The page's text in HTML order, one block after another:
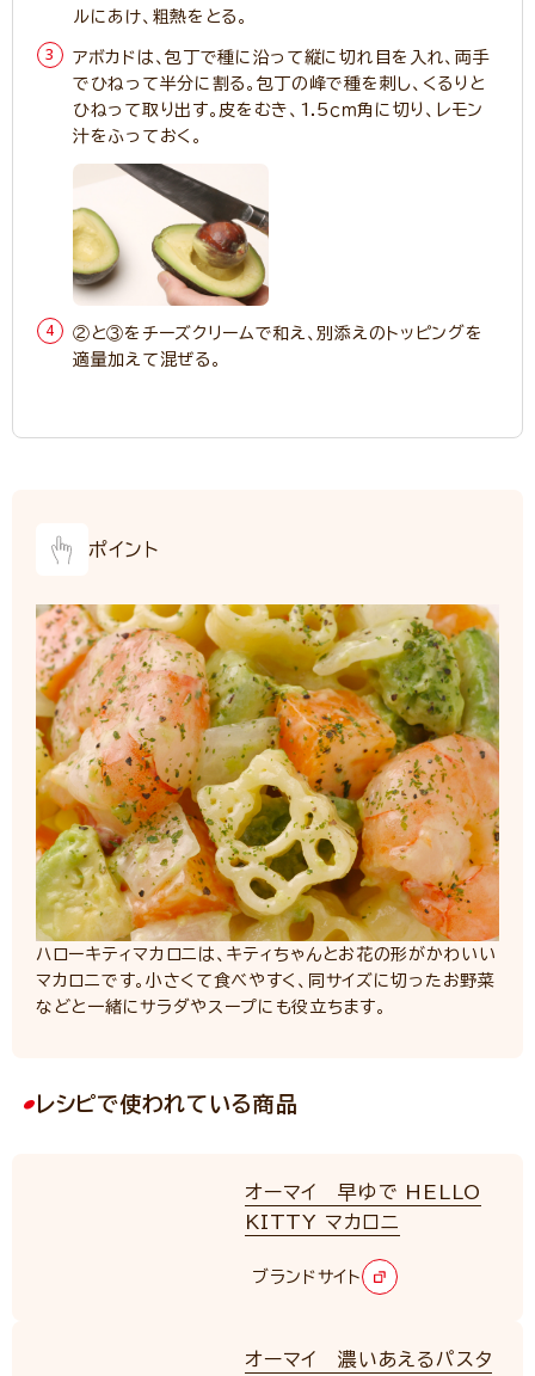
ルにあけ、粗熱をとる。
アボカドは、包丁で種に沿って縦に切れ目を入れ、両手
でひねって半分に割る。包丁の峰で種を刺し、くるりと
ひねって取り出す。皮をむき、1.5ｃｍ角に切り、レモン
汁をふっておく。
②と③をチーズクリームで和え、別添えのトッピングを
適量加えて混ぜる。
ポイント
ハローキティマカロニは、キティちゃんとお花の形がかわいい
マカロニです。小さくて食べやすく、同サイズに切ったお野菜
などと一緒にサラダやスープにも役立ちます。
レシピで使われている商品
オーマイ 早ゆで HELLO
KITTY マカロニ
ブランドサイト
オーマイ 濃いあえるパスタ